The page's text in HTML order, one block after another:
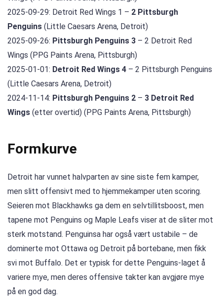
2025-09-29: Detroit Red Wings 1 – 2 Pittsburgh
Penguins (Little Caesars Arena, Detroit)
2025-09-26: Pittsburgh Penguins 3 – 2 Detroit Red
Wings (PPG Paints Arena, Pittsburgh)
2025-01-01: Detroit Red Wings 4 – 2 Pittsburgh Penguins
(Little Caesars Arena, Detroit)
2024-11-14: Pittsburgh Penguins 2 – 3 Detroit Red
Wings (etter overtid) (PPG Paints Arena, Pittsburgh)
Formkurve
Detroit har vunnet halvparten av sine siste fem kamper,
men slitt offensivt med to hjemmekamper uten scoring.
Seieren mot Blackhawks ga dem en selvtillitsboost, men
tapene mot Penguins og Maple Leafs viser at de sliter mot
sterk motstand. Penguinsa har også vært ustabile – de
dominerte mot Ottawa og Detroit på bortebane, men fikk
svi mot Buffalo. Det er typisk for dette Penguins-laget å
variere mye, men deres offensive takter kan avgjøre mye
på en god dag.